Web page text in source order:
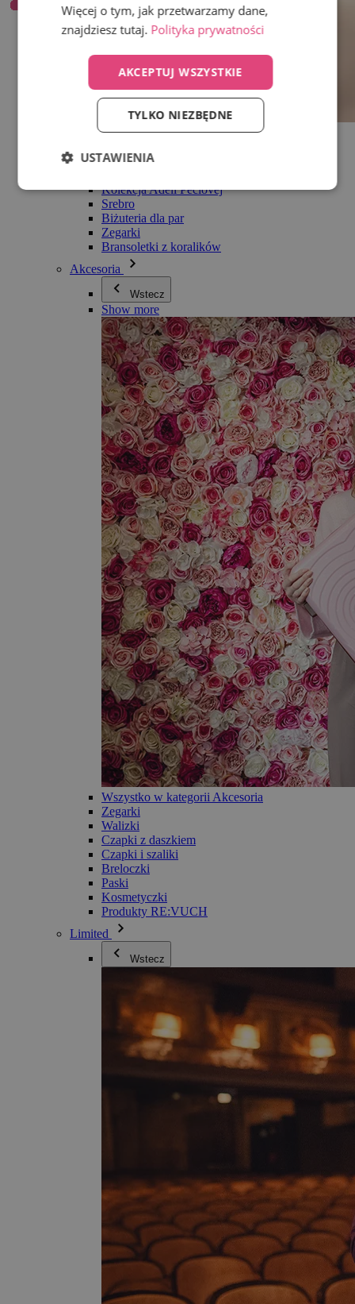
Wszystko w kategorii Biżuteria
Bransoletki
Kolekcja Adéli Pečlovej
Srebro
Biżuteria dla par
Zegarki
Bransoletki z koralików
Akcesoria
Wstecz
Show more
Wszystko w kategorii Akcesoria
Zegarki
Walizki
Czapki z daszkiem
Czapki i szaliki
Breloczki
Paski
Kosmetyczki
Produkty RE:VUCH
Limited
Wstecz
Więcej o tym, jak przetwarzamy dane,
znajdziesz tutaj. Polityka prywatności
AKCEPTUJ WSZYSTKIE
TYLKO NIEZBĘDNE
USTAWIENIA